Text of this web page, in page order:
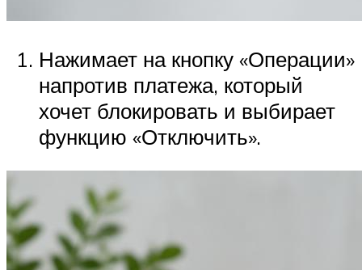
Нажимает на кнопку «Операции»
напротив платежа, который
хочет блокировать и выбирает
функцию «Отключить».